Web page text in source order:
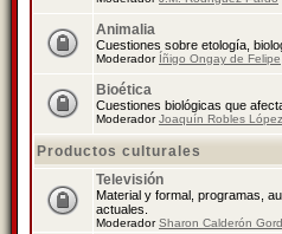
Animalia
Cuestiones sobre etología,
Moderador Íñigo Ongay de Felipe
Bioética
Cuestiones biológicas que
ModeradorJoaquín Robles López
Productos culturales
Televisión
Material y formal, programas,
actuales.
ModeradorSharon Calderón